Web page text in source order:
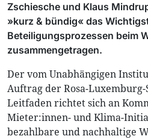
Zschiesche und Klaus
»kurz & bündig« das
Beteiligungsprozessen beim
zusammengetragen.
Der vom Unabhängigen
Auftrag der Rosa-
Leitfaden richtet sich an
Mieter:innen- und Klima-
bezahlbare und nachhaltige